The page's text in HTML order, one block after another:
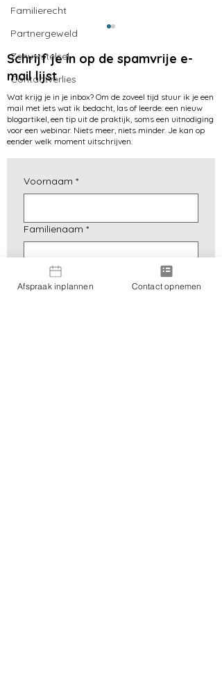
Familierecht
Partnergeweld
Zenuwstelsel
Contactverlies
Ouderverstoting en
afzonderen
Schrijf je in op de spamvrije e-
mail lijst
Wat krijg je in je inbox? Om de zoveel tijd stuur ik je een
mail met iets wat ik bedacht, las of leerde: een nieuw
blogartikel, een tip uit de praktijk, soms een uitnodiging
voor een webinar. Niets meer, niets minder. Je kan op
eender welk moment uitschrijven.
Voornaam *
Familienaam *
E-mailadres
Afspraak inplannen Contact opnemen